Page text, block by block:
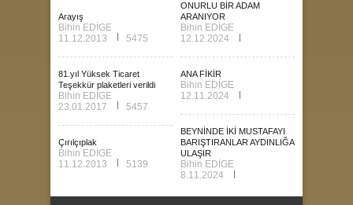
Arayış
Bihin EDİGE
11.12.2013
5475
81.yıl Yüksek Ticaret
Teşekkür plaketleri verildi
Bihin EDİGE
23.01.2017
5457
Çırılçıplak
Bihin EDİGE
11.12.2013
5139
ONURLU BİR ADAM
ARANIYOR
Bihin EDİGE
12.12.2024
ANA FİKİR
Bihin EDİGE
12.11.2024
BEYNİNDE İKİ MUSTAFAYI
BARIŞTIRANLAR AYDINLIĞA
ULAŞIR
Bihin EDİGE
8.11.2024